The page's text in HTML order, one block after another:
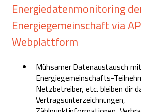
Energiedatenmonitoring
Energiegemeinschaft via
Webplattform
Mühsamer Datenaustausch mit
Energiegemeinschafts-
Netzbetreiber, etc. bleiben dir
Vertragsunterzeichnungen,